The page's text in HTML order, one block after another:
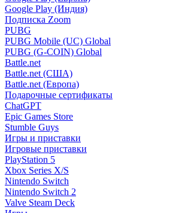
Google Play (Индия)
Подписка Zoom
PUBG
PUBG Mobile (UC) Global
PUBG (G-COIN) Global
Battle.net
Battle.net (США)
Battle.net (Европа)
Подарочные сертификаты
ChatGPT
Epic Games Store
Stumble Guys
Игры и приставки
Игровые приставки
PlayStation 5
Xbox Series X/S
Nintendo Switch
Nintendo Switch 2
Valve Steam Deck